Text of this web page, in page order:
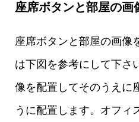
座席ボタンと部屋の画
座席ボタンと部屋の画像
は下図を参考にして下さ
像を配置してそのうえに
うに配置します。オフィ